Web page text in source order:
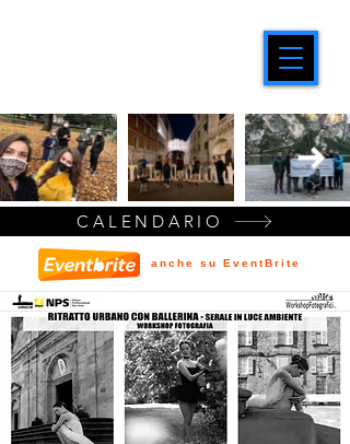
CALENDARIO
anche su EventBrite